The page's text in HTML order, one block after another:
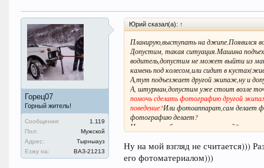
Горец07
Горный житель!
Сообщения:
1.119
Пол:
Мужской
Адрес:
Тырныауз
Езжу на:
ВАЗ-21213
Юрий сказал(а): ↑
Планирую,выступать на джипе.Появился
Допустим, такая ситуация.Машина
водитель,допустим не может выйти из
камень под колесом,или сидит в
А,тут подъезжает другой экипаж,ну и
А, штурман,допустим уже стоит возле
помочь сделать фотографию другой
поведение?Или фотоаппарат,сам делает
фотографию делает?
Ни у кого не было,таких ситуаций?
И если на брифинге ни чего сказано не было.
То-есть разрешено,все то,что не
Ну на мой взгляд не считается)))
его фотоматериалом)))